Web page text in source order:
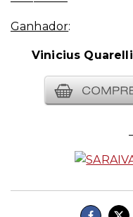
Ganhador:
Vinicius Quarelli